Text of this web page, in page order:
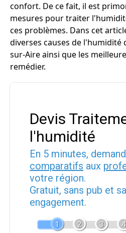
confort. De ce fait, il est
mesures pour traiter
ces problèmes. Dans cet
diverses causes de l'humidité
sur-Aire ainsi que les
remédier.
Devis
l'humidité
En 5 minutes,
comparatifs aux
votre région.
Gratuit, sans pub et
engagement.
1 2 3 4